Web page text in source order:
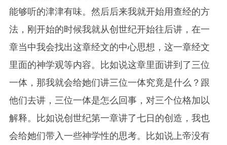
能够听的津津有味。然后后来我就开始用查经的方
法，刚开始的时候我就从创世纪开始往后讲，在一
章当中我会找出这章经文的中心思想，这一章经文
里面的神学观等内容。比如说这章里面讲到了三位
一体，那我就会给她们讲三位一体究竟是什么？跟
他们去讲，三位一体是怎么回事，对三个位格加以
解释。比如说创世纪第一章讲了七日的创造，我也
会给她们带入一些神学性的思考。比如说上帝没有